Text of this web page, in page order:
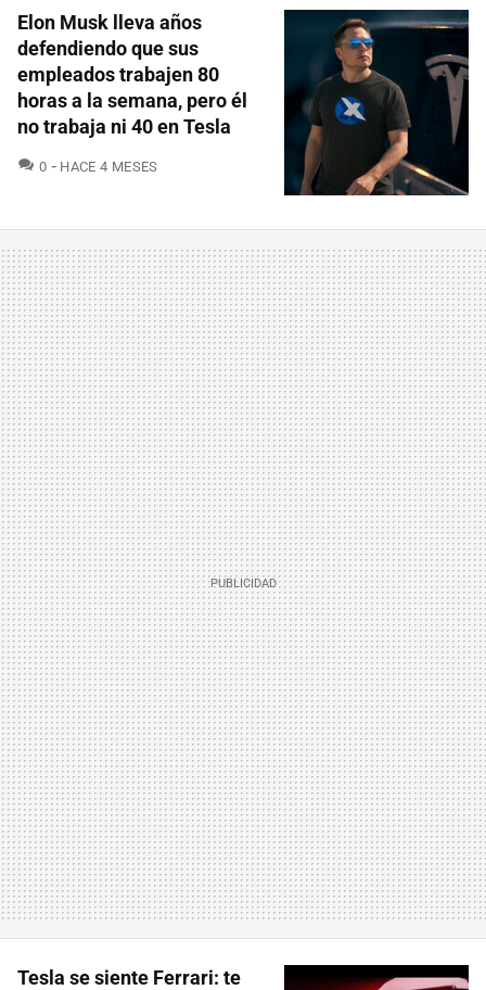
Elon Musk lleva años
defendiendo que sus
empleados trabajen 80
horas a la semana, pero él
no trabaja ni 40 en Tesla
0 COMENTARIOS
HACE 4 MESES
Tesla se siente Ferrari: te